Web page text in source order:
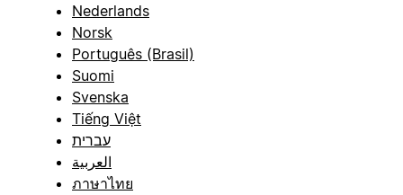
Nederlands
Norsk
Português (Brasil)
Suomi
Svenska
Tiếng Việt
עברית
العربية
ภาษาไทย